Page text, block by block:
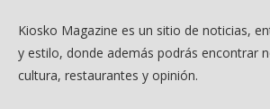
Kiosko Magazine es un sitio de noticias,
y estilo, donde además podrás encontrar
cultura, restaurantes y opinión.